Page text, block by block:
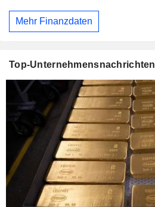
Mehr Finanzdaten
Top-Unternehmensnachrichten